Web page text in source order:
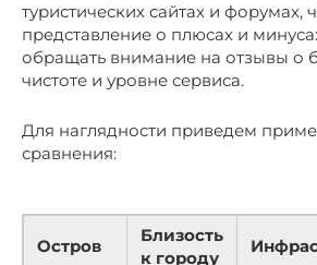
туристических сайтах и форумах,
представление о плюсах и
обращать внимание на отзывы о
чистоте и уровне сервиса.
Для наглядности приведем
сравнения:
Остров
Близость
к городу